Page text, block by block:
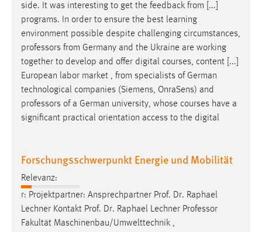
side. It was interesting to get the feedback from [...]
programs. In order to ensure the best learning
environment possible despite challenging circumstances,
professors from Germany and the Ukraine are working
together to develop and offer digital courses, content [...]
European labor market , from specialists of German
technological companies (Siemens, OnraSens) and
professors of a German university, whose courses have a
significant practical orientation access to the digital
Forschungsschwerpunkt Energie und Mobilität
Relevanz:
r: Projektpartner: Ansprechpartner Prof. Dr. Raphael
Lechner Kontakt Prof. Dr. Raphael Lechner Professor
Fakultät Maschinenbau/Umwelttechnik ,